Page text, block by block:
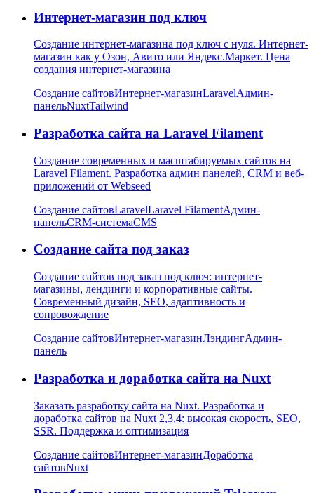
Интернет-магазин под ключ
Создание интернет-магазина под ключ с нуля. Интернет-
магазин как у Озон, Авито или Яндекс.Маркет. Цена
создания интернет-магазина
Создание сайтовИнтернет-магазинLaravelАдмин-
панельNuxtTailwind
Разработка сайта на Laravel Filament
Создание современных и масштабируемых сайтов на
Laravel Filament. Разработка админ панелей, CRM и веб-
приложений от Webseed
Создание сайтовLaravelLaravel FilamentАдмин-
панельCRM-системаCMS
Создание сайта под заказ
Создание сайтов под заказ под ключ: интернет-
магазины, лендинги и корпоративные сайты.
Современный дизайн, SEO, адаптивность и
сопровождение
Создание сайтовИнтернет-магазинЛэндингАдмин-
панель
Разработка и доработка сайта на Nuxt
Заказать разработку сайта на Nuxt. Разработка и
доработка сайтов на Nuxt 2,3,4: высокая скорость, SEO,
SSR. Поддержка и оптимизация
Создание сайтовИнтернет-магазинДоработка
сайтовNuxt